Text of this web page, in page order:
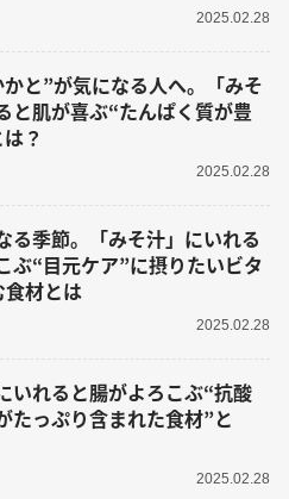
2025.02.28
と”が気になる人へ。「みそ
と肌が喜ぶ“たんぱく質が豊
？
2025.02.28
る季節。「みそ汁」にいれる
ぶ“目元ケア”に摂りたいビタ
食材とは
2025.02.28
いれると腸がよろこぶ“抗酸
たっぷり含まれた食材”と
2025.02.28